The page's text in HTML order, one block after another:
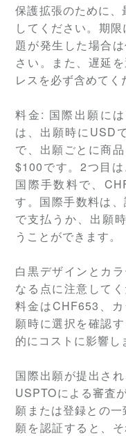
保護拡張のために
してください。期
題が発生した場合
さい。また、遅延
レスを必ず含めてく
料金: 国際出願に
は、出願時にUSD
で、出願ごとに商
$100です。2つ目
国際手数料で、
す。国際手数料は
で支払うか、出願
うことができます。
白黒デザインとカ
なる点に注意して
料金はCHF653、
願時に選択を確認
的にコストに影響し
国際出願が提出さ
USPTOによる審査
願または登録との
願を認証すると、